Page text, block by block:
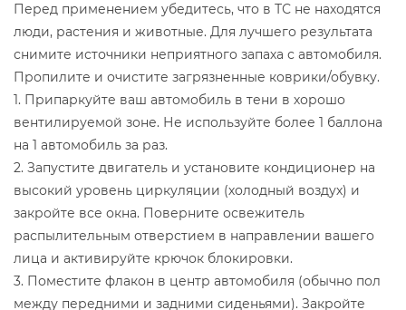
Перед применением убедитесь, что в ТС не находятся
люди, растения и животные. Для лучшего результата
снимите источники неприятного запаха с автомобиля.
Пропилите и очистите загрязненные коврики/обувку.
1. Припаркуйте ваш автомобиль в тени в хорошо
вентилируемой зоне. Не используйте более 1 баллона
на 1 автомобиль за раз.
2. Запустите двигатель и установите кондиционер на
высокий уровень циркуляции (холодный воздух) и
закройте все окна. Поверните освежитель
распылительным отверстием в направлении вашего
лица и активируйте крючок блокировки.
3. Поместите флакон в центр автомобиля (обычно пол
между передними и задними сиденьями). Закройте